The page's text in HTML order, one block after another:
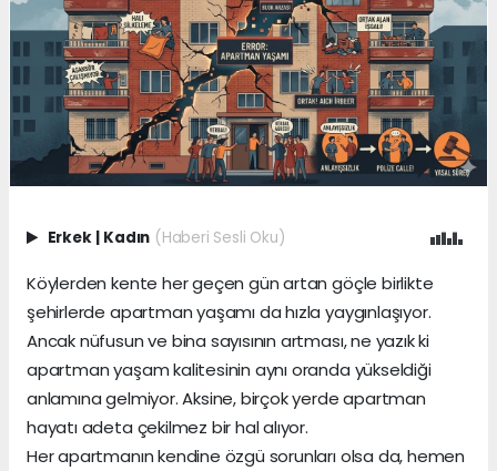
Erkek | Kadın (Haberi Sesli Oku)
Köylerden kente her geçen gün artan göçle birlikte
şehirlerde apartman yaşamı da hızla yaygınlaşıyor.
Ancak nüfusun ve bina sayısının artması, ne yazık ki
apartman yaşam kalitesinin aynı oranda yükseldiği
anlamına gelmiyor. Aksine, birçok yerde apartman
hayatı adeta çekilmez bir hal alıyor.
Her apartmanın kendine özgü sorunları olsa da, hemen